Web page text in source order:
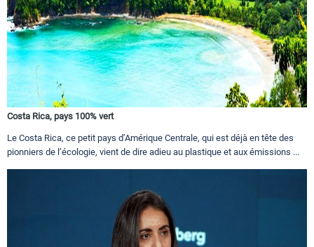
Costa Rica, pays 100% vert
Le Costa Rica, ce petit pays d’Amérique Centrale, qui est déjà en tête des
pionniers de l’écologie, vient de dire adieu au plastique et aux émissions ...